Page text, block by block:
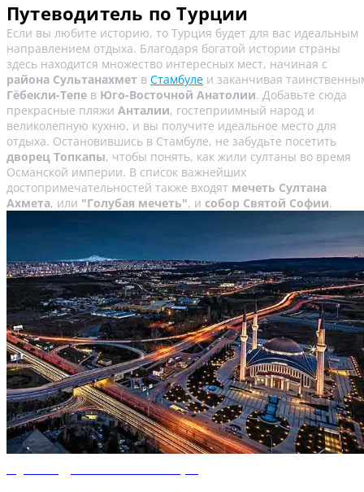
Путеводитель по Турции
Если вы любите историю, то Турция будет для вас идеальным
направлением отдыха. Благодаря богатой истории страны
здесь находится множество интересных мест, начиная с
района Сультанахмет в Стамбуле и заканчивая
Гёбекли-Тепе в Юго-Восточной Анатолии. Добавьте сюда
прекрасные пляжи Анталии, гостеприимный народ и
великолепную кухню, и вы получите идеальное место для
отдыха. Остановившись в Стамбуле, не забудьте посетить
дворец Топкапы, чтобы понять, как жили султаны во время
Османской империи. В список важнейших
достопримечательностей также входят мечеть Султана
Ахмета, или "Голубая мечеть", и собор Святой Софии.